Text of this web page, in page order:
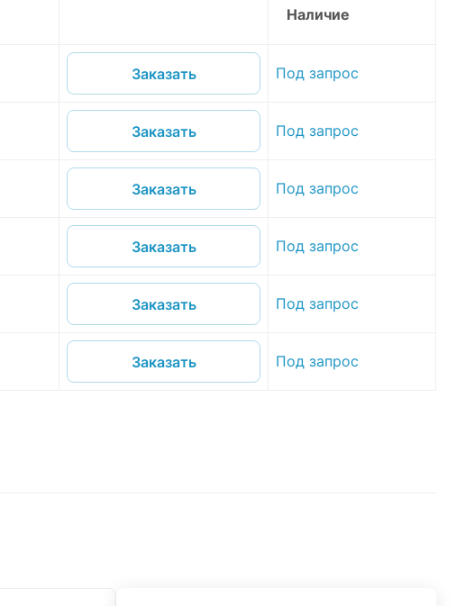
Наличие
Заказать Под запрос
Заказать Под запрос
Заказать Под запрос
Заказать Под запрос
Заказать Под запрос
Заказать Под запрос